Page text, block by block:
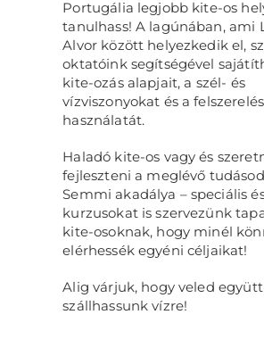
Portugália legjobb kite-os
tanulhass! A lagúnában, ami
Alvor között helyezkedik el,
oktatóink segítségével
kite-ozás alapjait, a szél- és
vízviszonyokat és a
használatát.
Haladó kite-os vagy és
fejleszteni a meglévő
Semmi akadálya – speciális
kurzusokat is szervezünk
kite-osoknak, hogy minél
elérhessék egyéni céljaikat!
Alig várjuk, hogy veled együtt
szállhassunk vízre!